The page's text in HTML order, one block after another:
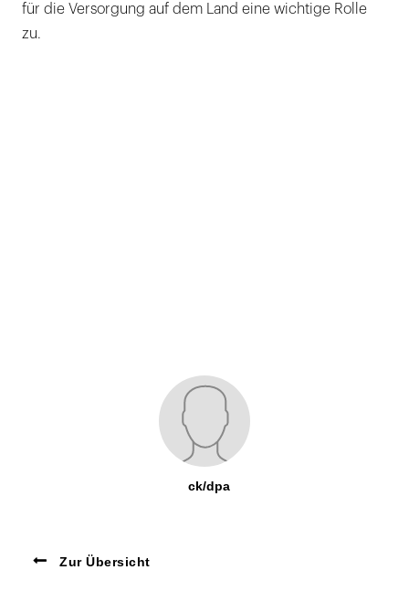
für die Versorgung auf dem Land eine wichtige Rolle
zu.
ck/dpa
Zur Übersicht